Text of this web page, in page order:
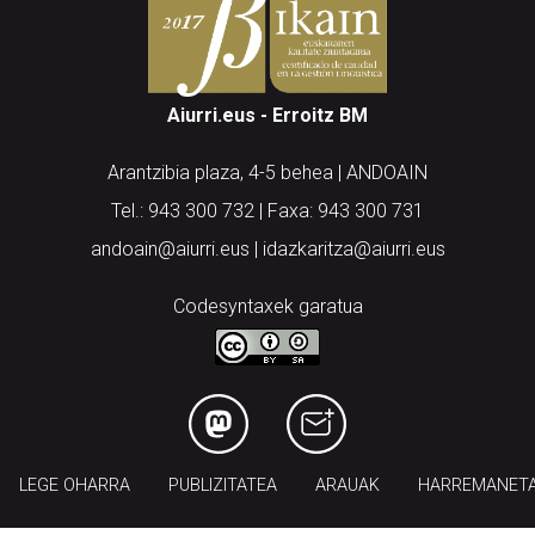
Aiurri.eus - Erroitz BM
Arantzibia plaza, 4-5 behea | ANDOAIN
Tel.: 943 300 732 | Faxa: 943 300 731
andoain@aiurri.eus | idazkaritza@aiurri.eus
Codesyntaxek garatua
LEGE OHARRA PUBLIZITATEA ARAUAK